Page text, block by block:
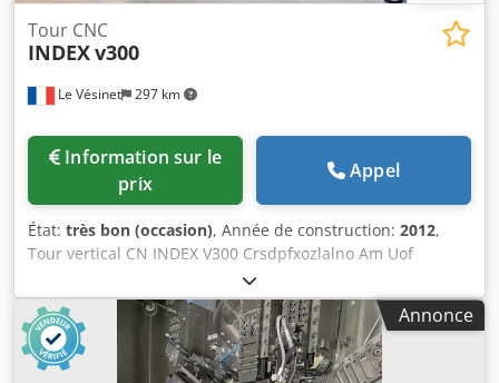
Le Vésinet 297 km
Tour CNC
INDEXv300
prix
Appel
État: très bon (occasion), Année de construction: 2012,
Tour vertical CN INDEX V300 Crsdpfxozlalno Am Uof
Puissance : 87 KW Année 2012 1 tourelle porte outils 10
positions CN: SIEMENS SINUMERIK 840D sl convoyeur de
pièces environ 8 porte-outils dont porte-outils motorisés
Convoyeur à copeaux Benne à copeaux basculante et
fourchable GOUBARD Etagère 5 niveaux
Annonce